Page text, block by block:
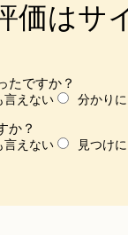
価はサ
たですか？
言えない 分かり
か？
言えない 見つけ